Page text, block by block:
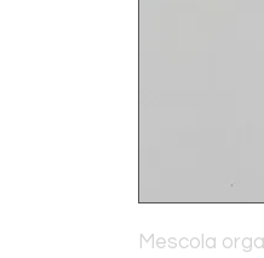
Mescola